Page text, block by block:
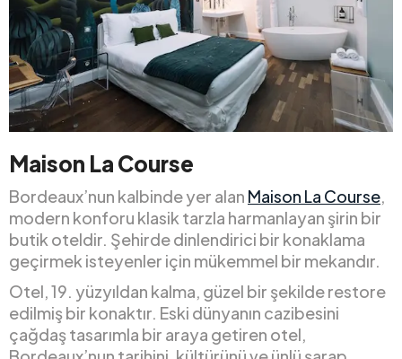
Maison La Course
Bordeaux’nun kalbinde yer alan Maison La Course,
modern konforu klasik tarzla harmanlayan şirin bir
butik oteldir. Şehirde dinlendirici bir konaklama
geçirmek isteyenler için mükemmel bir mekandır.
Otel, 19. yüzyıldan kalma, güzel bir şekilde restore
edilmiş bir konaktır. Eski dünyanın cazibesini
çağdaş tasarımla bir araya getiren otel,